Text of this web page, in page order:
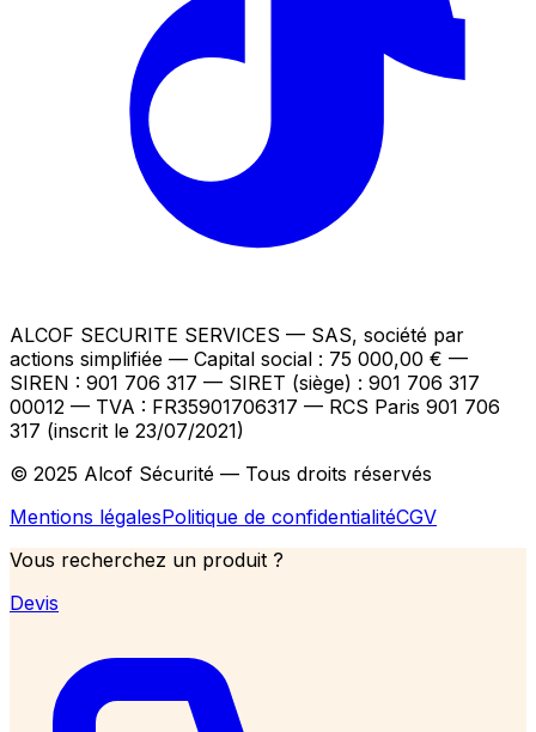
ALCOF SECURITE SERVICES — SAS, société par
actions simplifiée — Capital social : 75 000,00 € —
SIREN : 901 706 317 — SIRET (siège) : 901 706 317
00012 — TVA : FR35901706317 — RCS Paris 901 706
317 (inscrit le 23/07/2021)
© 2025 Alcof Sécurité — Tous droits réservés
Mentions légalesPolitique de confidentialitéCGV
Vous recherchez un produit ?
Devis